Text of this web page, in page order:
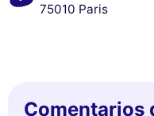
75010 Paris
Comentarios